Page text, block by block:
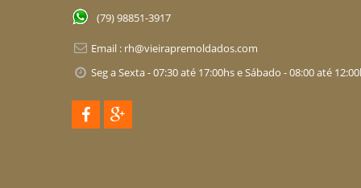
(79) 98851-3917
Email : rh@vieirapremoldados.com
Seg a Sexta - 07:30 até 17:00hs e Sábado - 08:00 até